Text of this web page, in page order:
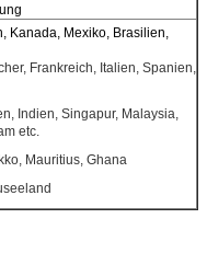
Kanada, Mexiko, Brasilien,
Frankreich, Italien, Spanien,
Indien, Singapur, Malaysia,
etc.
Mauritius, Ghana